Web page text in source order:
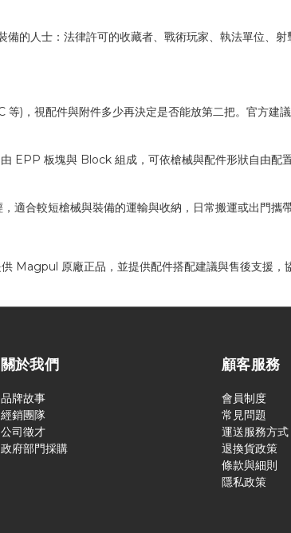
的人士：法律許可的收藏者、戰術玩家、執法單位、
等)，視配件與附件多少再決定是否能放第二把。官
EPP 板塊與 Block 組成，可依槍械與配件形狀自
適合較短槍械與裝備的運輸與收納，日常搬運或出門
Magpul 原廠正品，並提供配件搭配建議與售後支援，
關於我們
品牌故事
經銷團隊
公司徵才
政府部門採購
顧客服務
會員制度
常見問題
運送服務方式
退換貨政策
條款與細則
隱私政策